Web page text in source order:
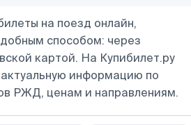
на поезд онлайн,
способом: через
картой. На Купибилет.ру
информацию по
РЖД, ценам и направлениям.